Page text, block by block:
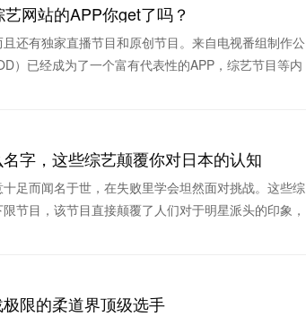
网站的APP你get了吗？
还有独家直播节目和原创节目。来自电视番组制作公
）已经成为了一个富有代表性的APP，综艺节目等内
字，这些综艺颠覆你对日本的认知
足而闻名于世，在失败里学会坦然面对挑战。这些综
节目，该节目直接颠覆了人们对于明星派头的印象，
限的柔道界顶级选手